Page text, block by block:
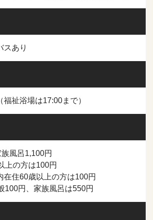
あり
福祉浴場は17:00まで）
風呂1,100円
上の方は100円
住60歳以上の方は100円
100円、家族風呂は550円